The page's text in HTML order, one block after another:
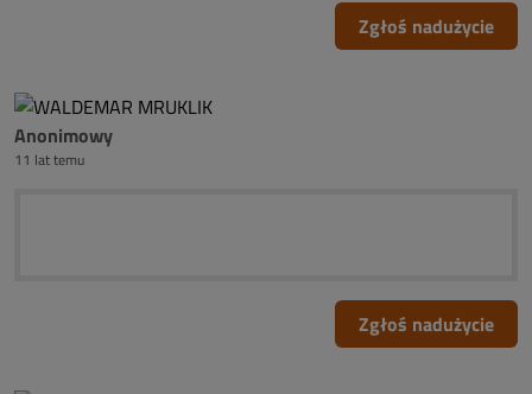
Zgłoś nadużycie
Anonimowy
11 lat temu
Zgłoś nadużycie